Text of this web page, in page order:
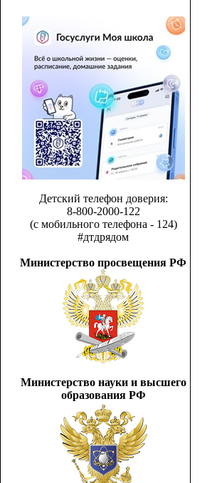
Детский телефон доверия:
8-800-2000-122
(с мобильного телефона - 124)
#дтдрядом
Министерство просвещения РФ
Министерство науки и высшего
образования РФ